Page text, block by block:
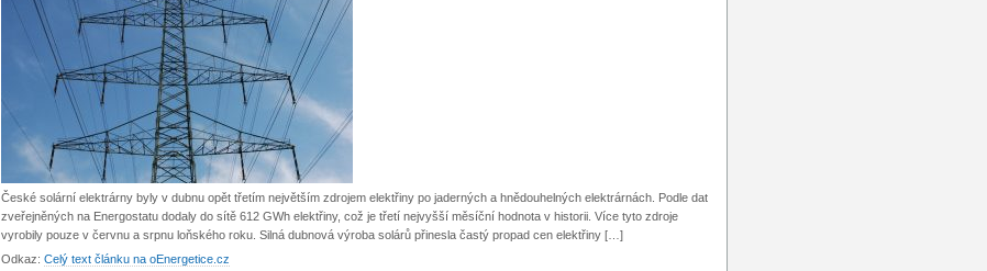
České solární elektrárny byly v dubnu opět třetím největším zdrojem elektřiny po jaderných a hnědouhelných elektrárnách. Podle dat
zveřejněných na Energostatu dodaly do sítě 612 GWh elektřiny, což je třetí nejvyšší měsíční hodnota v historii. Více tyto zdroje
vyrobily pouze v červnu a srpnu loňského roku. Silná dubnová výroba solárů přinesla častý propad cen elektřiny […]
Odkaz: Celý text článku na oEnergetice.cz